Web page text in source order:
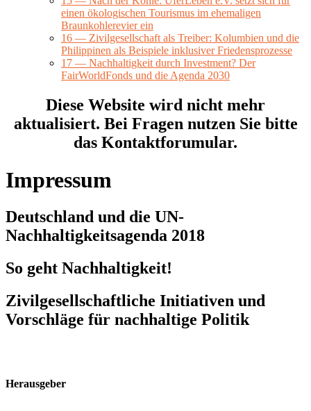
einen ökologischen Tourismus im ehemaligen
Braunkohlerevier ein
16 — Zivilgesellschaft als Treiber: Kolumbien und die
Philippinen als Beispiele inklusiver Friedensprozesse
17 — Nachhaltigkeit durch Investment? Der
FairWorldFonds und die Agenda 2030
Diese Website wird nicht mehr
aktualisiert. Bei Fragen nutzen Sie bitte
das Kontaktforumular.
Impressum
Deutschland und die UN-
Nachhaltigkeitsagenda 2018
So geht Nachhaltigkeit!
Zivilgesellschaftliche Initiativen und
Vorschläge für nachhaltige Politik
Herausgeber